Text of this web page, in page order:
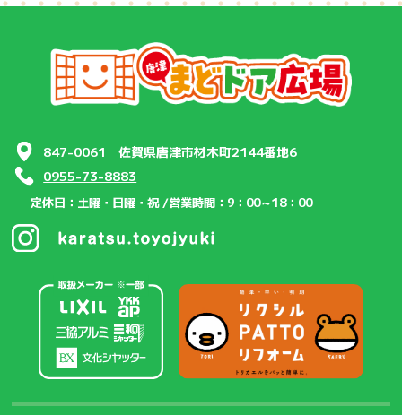
847-0061 佐賀県唐津市材木町2144番地6
0955-73-8883
定休日：土曜・日曜・祝 /営業時間：9：00～18：00